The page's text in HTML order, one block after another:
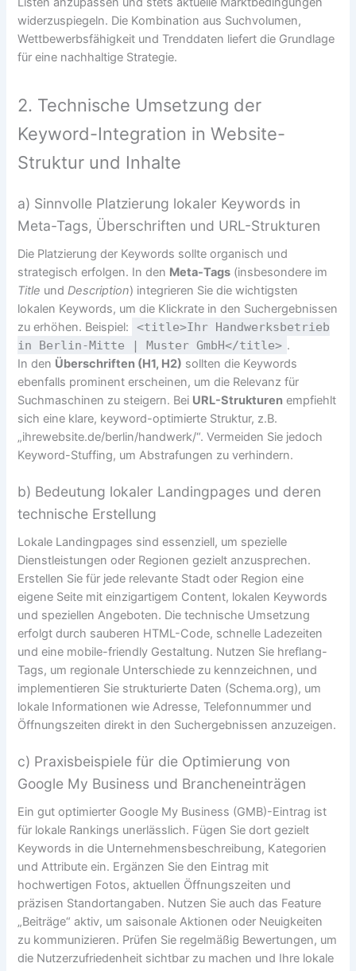
widerzuspiegeln. Die Kombination aus Suchvolumen,
Wettbewerbsfähigkeit und Trenddaten liefert die Grundlage
für eine nachhaltige Strategie.
2. Technische Umsetzung der
Keyword-Integration in Website-
Struktur und Inhalte
a) Sinnvolle Platzierung lokaler Keywords in
Meta-Tags, Überschriften und URL-Strukturen
Die Platzierung der Keywords sollte organisch und
strategisch erfolgen. In den Meta-Tags (insbesondere im
Title undDescription) integrieren Sie die wichtigsten
lokalen Keywords, um die Klickrate in den Suchergebnissen
zu erhöhen. Beispiel:
<title>Ihr Handwerksbetrieb
in Berlin-Mitte | Muster GmbH</title> .
In den Überschriften (H1, H2) sollten die Keywords
ebenfalls prominent erscheinen, um die Relevanz für
Suchmaschinen zu steigern. Bei URL-Strukturen empfiehlt
sich eine klare, keyword-optimierte Struktur, z.B.
„ihrewebsite.de/berlin/handwerk/“. Vermeiden Sie jedoch
Keyword-Stuffing, um Abstrafungen zu verhindern.
b) Bedeutung lokaler Landingpages und deren
technische Erstellung
Lokale Landingpages sind essenziell, um spezielle
Dienstleistungen oder Regionen gezielt anzusprechen.
Erstellen Sie für jede relevante Stadt oder Region eine
eigene Seite mit einzigartigem Content, lokalen Keywords
und speziellen Angeboten. Die technische Umsetzung
erfolgt durch sauberen HTML-Code, schnelle Ladezeiten
und eine mobile-friendly Gestaltung. Nutzen Sie hreflang-
Tags, um regionale Unterschiede zu kennzeichnen, und
implementieren Sie strukturierte Daten (Schema.org), um
lokale Informationen wie Adresse, Telefonnummer und
Öffnungszeiten direkt in den Suchergebnissen anzuzeigen.
c) Praxisbeispiele für die Optimierung von
Google My Business und Brancheneinträgen
Ein gut optimierter Google My Business (GMB)-Eintrag ist
für lokale Rankings unerlässlich. Fügen Sie dort gezielt
Keywords in die Unternehmensbeschreibung, Kategorien
und Attribute ein. Ergänzen Sie den Eintrag mit
hochwertigen Fotos, aktuellen Öffnungszeiten und
präzisen Standortangaben. Nutzen Sie auch das Feature
„Beiträge“ aktiv, um saisonale Aktionen oder Neuigkeiten
zu kommunizieren. Prüfen Sie regelmäßig Bewertungen, um
die Nutzerzufriedenheit sichtbar zu machen und Ihre lokale